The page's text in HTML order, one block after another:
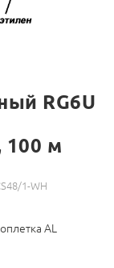
RG6U
100 м
1-WH
AL